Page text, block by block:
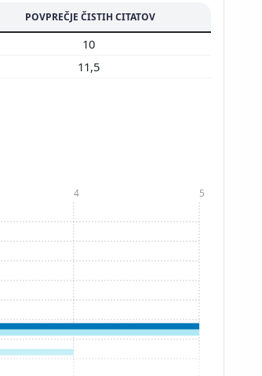
POVPREČJE ČISTIH CITATOV
10
11,5
4 5